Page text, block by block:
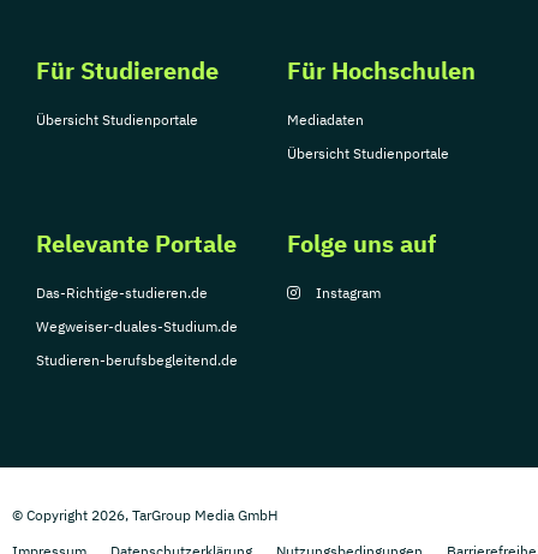
Für Studierende
Übersicht Studienportale
Für Hochschulen
Mediadaten
Übersicht Studienportale
Relevante Portale
Das-Richtige-studieren.de
Wegweiser-duales-Studium.de
Studieren-berufsbegleitend.de
Folge uns auf
Instagram
© Copyright 2026, TarGroup Media GmbH